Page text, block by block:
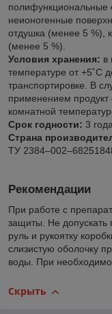
полифункциональные
неионогенные
отдушка (менее 5 %),
(менее 5 %).
Условия хранения: в
температуре от +5˚С
транспортировке. В
применением продукт
комнатной
Срок годности: 3
Страна
ТУ
Рекомендации
При работе с
защиты. Не допускать
руль и рукоятку
слизистую оболочку
воды. При
Скрыть